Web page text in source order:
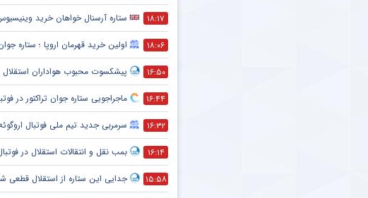
۱۸:۱۷ ستاره آرسنال خواهان خرید
۱۸:۰۶ اولین خرید قهرمان اروپا ؛ ستاره جوان
۱۶:۵۰ پیشکسوت محبوب هواداران استقلال رامین رضاییان
۱۶:۴۴ ماجراجویی ستاره جوان تراکتور در فوتبال
۱۶:۳۲ سرمربی جدید تیم ملی فوتبال
۱۶:۱۴ بمب نقل و انتقالات استقلال در فوتبال
۱۵:۵۸ جدایی این ستاره از استقلال قطعی